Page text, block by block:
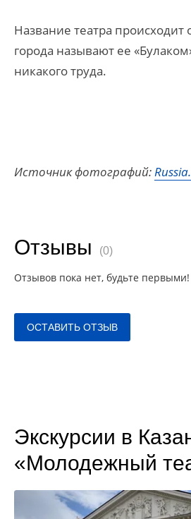
Название театра
города называют ее
никакого труда.
Источник фотографий:
Отзывы (0)
Отзывов пока нет, будьте первыми!
ОСТАВИТЬ ОТЗЫВ
Экскурсии в
«Молодежный